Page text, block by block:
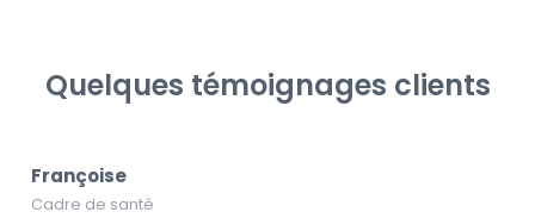
Quelques témoignages clients
Françoise
Cadre de santé